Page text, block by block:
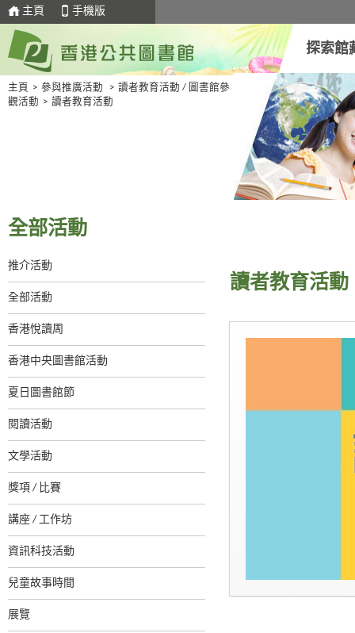
主頁 手機版
探索館
主頁 > 參與推廣活動 > 讀者教育活動 / 圖書館參
觀活動 > 讀者教育活動
全部活動
推介活動
全部活動
香港悅讀周
香港中央圖書館活動
夏日圖書館節
閱讀活動
文學活動
獎項 / 比賽
講座 / 工作坊
資訊科技活動
兒童故事時間
展覽
讀者教育活動